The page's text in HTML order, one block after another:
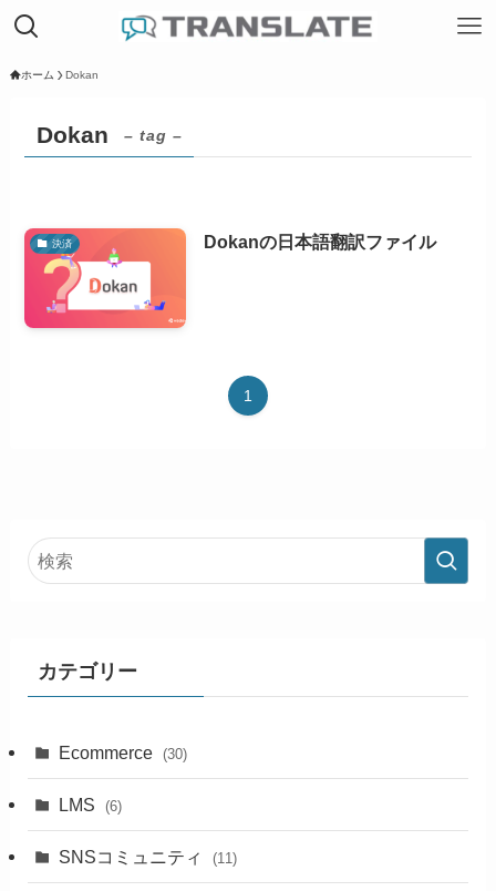
ホーム Dokan
Dokan – tag –
決済 Dokanの日本語翻訳ファイル
1
カテゴリー
Ecommerce (30)
LMS (6)
SNSコミュニティ (11)